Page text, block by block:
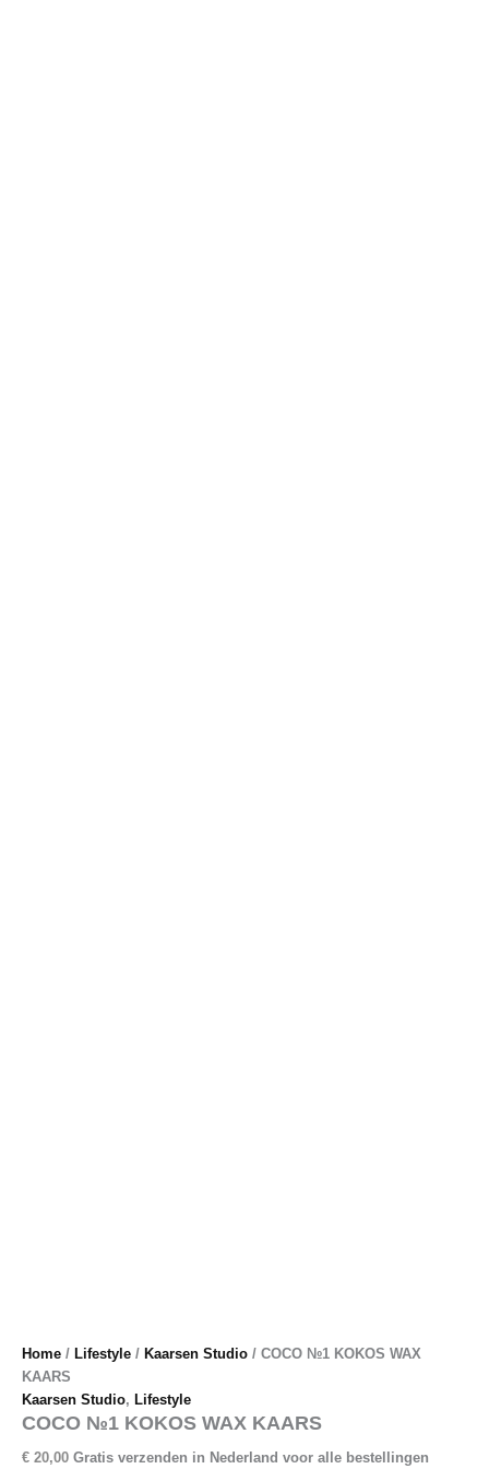
Home / Lifestyle / Kaarsen Studio / COCO №1 KOKOS WAX
KAARS
Kaarsen Studio, Lifestyle
COCO №1 KOKOS WAX KAARS
€ 20,00 Gratis verzenden in Nederland voor alle bestellingen